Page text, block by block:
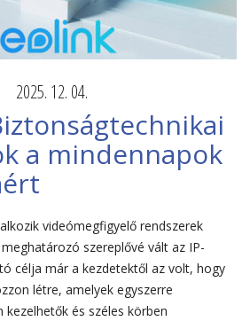
2025. 12. 04.
a mindennapok
videómegfigyelő rendszerek
szereplővé vált az IP-
célja már a kezdetektől az volt, hogy
létre, amelyek egyszerre
és széles körben